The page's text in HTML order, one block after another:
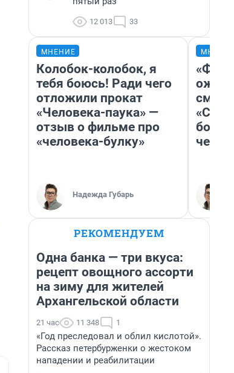
12 013 33
МНЕНИЕ
Колобок-колобок, я
тебя боюсь! Ради чего
отложили прокат
«Человека-паука» —
отзыв о фильме про
«человека-булку»
Надежда Губарь
РЕКОМЕНДУЕМ
Одна банка — три вкуса:
рецепт овощного ассорти
на зиму для жителей
Архангельской области
21 час 11 348 1
«Год преследовал и облил кислотой».
Рассказ петербурженки о жестоком
нападении и реабилитации